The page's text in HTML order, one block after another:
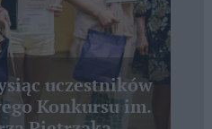
uczestników
Konkursu im.